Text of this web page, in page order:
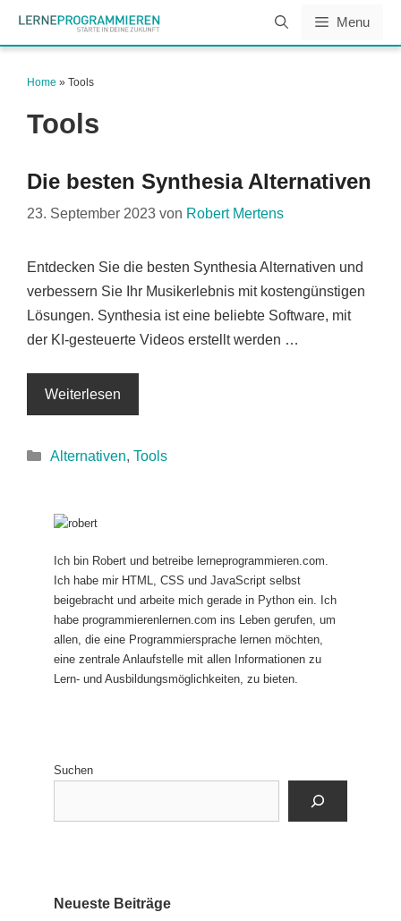
Menu
Home » Tools
Tools
Die besten Synthesia Alternativen
23. September 2023 von Robert Mertens
Entdecken Sie die besten Synthesia Alternativen und
verbessern Sie Ihr Musikerlebnis mit kostengünstigen
Lösungen. Synthesia ist eine beliebte Software, mit
der KI-gesteuerte Videos erstellt werden …
Weiterlesen
Kategorien
Alternativen, Tools
Ich bin Robert und betreibe lerneprogrammieren.com.
Ich habe mir HTML, CSS und JavaScript selbst
beigebracht und arbeite mich gerade in Python ein. Ich
habe programmierenlernen.com ins Leben gerufen, um
allen, die eine Programmiersprache lernen möchten,
eine zentrale Anlaufstelle mit allen Informationen zu
Lern- und Ausbildungsmöglichkeiten, zu bieten.
Suchen
Neueste Beiträge